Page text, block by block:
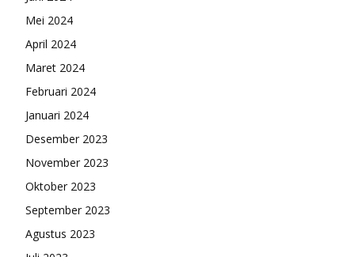
Mei 2024
April 2024
Maret 2024
Februari 2024
Januari 2024
Desember 2023
November 2023
Oktober 2023
September 2023
Agustus 2023